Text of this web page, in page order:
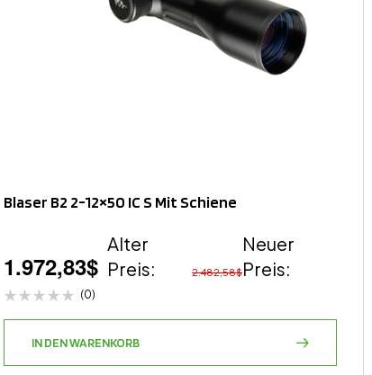
Blaser B2 2-12×50 IC S Mit Schiene
Alter
Preis:
2.482,58$
Neuer
Preis:
1.972,83$
(0)
IN DEN WARENKORB